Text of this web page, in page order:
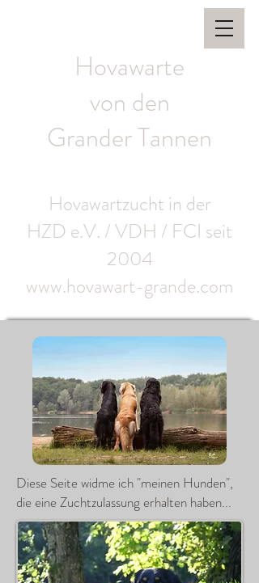
Hovawarte
von den
Grander Tannen
Hovawartzucht in der
HZD e.V. / VDH / FCI seit
2004
www.hovawart-grande.com
Diese Seite widme ich "meinen Hunden",
die eine Zuchtzulassung erhalten haben...